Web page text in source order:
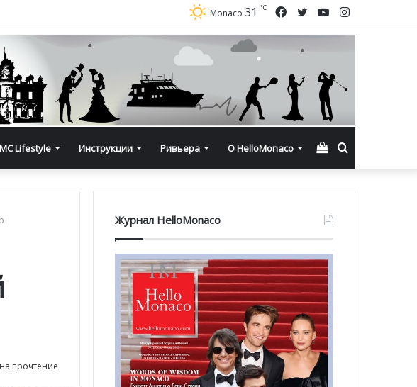
Instagram
YouTube
Twitter
Facebook
Monaco 31 ℃
MC Lifestyle Инструкции Ривьера О HelloMonaco Смотреть
корзину
прочтение
Журнал HelloMonaco